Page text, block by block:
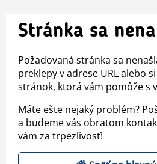
Stránka sa
Požadovaná stránka sa
preklepy v adrese URL alebo
stránok, ktorá vám pomôže s
Máte ešte nejaký problém?
a budeme vás obratom
vám za trpezlivosť!